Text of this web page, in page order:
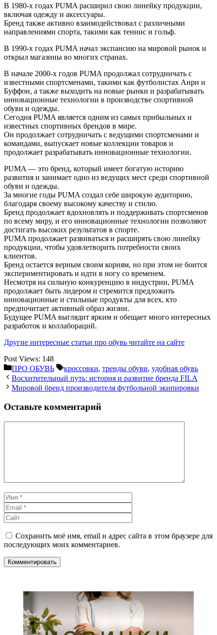
В 1980-х годах PUMA расширил свою линейку продукции,
включая одежду и аксессуары.
Бренд также активно взаимодействовал с различными
направлениями спорта, такими как теннис и гольф.
В 1990-х годах PUMA начал экспансию на мировой рынок и
открыл магазины во многих странах.
В начале 2000-х годов PUMA продолжал сотрудничать с
известными спортсменами, такими как футболистах Анри и
Буффон, а также выходить на новые рынки и разрабатывать
инновационные технологии в производстве спортивной
обуви и одежды.
Сегодня PUMA является одним из самых прибыльных и
известных спортивных брендов в мире.
Он продолжает сотрудничать с ведущими спортсменами и
командами, выпускает новые коллекции товаров и
продолжает разрабатывать инновационные технологии.
PUMA — это бренд, который имеет богатую историю
развития и занимает одно из ведущих мест среди спортивной
обуви и одежды.
За многие годы PUMA создал себе широкую аудиторию,
благодаря своему высокому качеству и стилю.
Бренд продолжает вдохновлять и поддерживать спортсменов
по всему миру, и его инновационные технологии позволяют
достигать высоких результатов в спорте.
PUMA продолжает развиваться и расширять свою линейку
продукции, чтобы удовлетворить потребности своих
клиентов.
Бренд остается верным своим корням, но при этом не боится
экспериментировать и идти в ногу со временем.
Несмотря на сильную конкуренцию в индустрии, PUMA
продолжает быть лидером и стремится предложить
инновационные и стильные продукты для всех, кто
предпочитает активный образ жизни.
Будущее PUMA выглядит ярким и обещает много интересных
разработок и коллабораций.
Другие интересные статьи про обувь читайте на сайте
Post Views: 148
Рубрики
ПРО ОБУВЬ Метки
кроссовки, тренды обуви, удобная обувь
Восхитительный путь: история и развитие бренда FILA
Мировой бренд производителя футбольной экипировки
Оставьте комментарий
Имя
Сохранить моё имя, email и адрес сайта в этом браузере для
последующих моих комментариев.